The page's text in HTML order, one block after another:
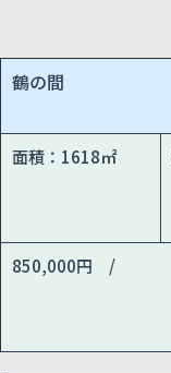
鶴の間
面積：1618㎡
850,000円 /